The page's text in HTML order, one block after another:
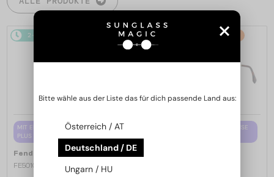
2-4 WERKTAGE
MIT EINER EINSTÄRKENGLASLINSE
PLUS 65 EUR
Fendi
Brillenfassungen
FE50100I - 001 - 53
-15%
MIT EINER EINSTÄRKENGLASLINSE
Bitte wähle aus der Liste das für dich passende Land aus:
Österreich / AT
Deutschland / DE
Ungarn / HU